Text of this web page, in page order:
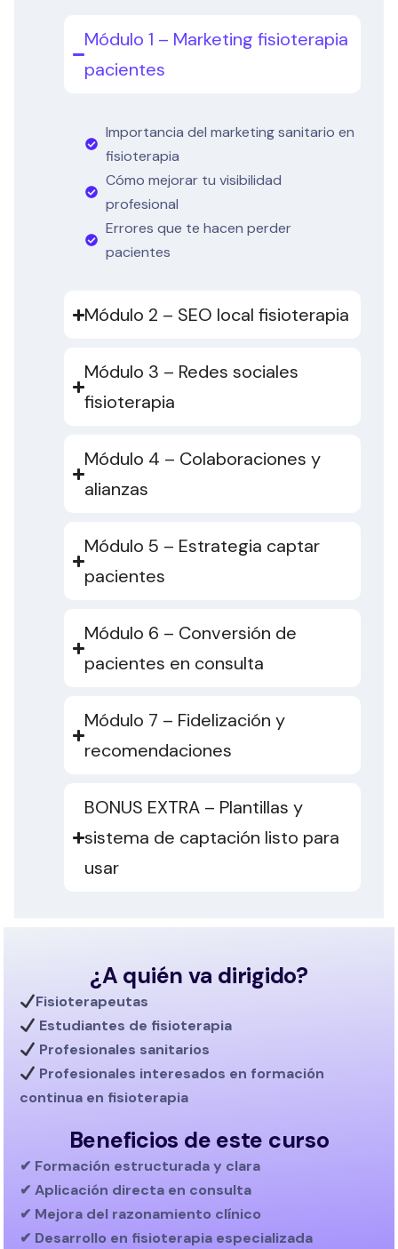
Módulo 1 – Marketing fisioterapia
pacientes
Importancia del marketing sanitario en
fisioterapia
Cómo mejorar tu visibilidad
profesional
Errores que te hacen perder
pacientes
Módulo 2 – SEO local fisioterapia
Módulo 3 – Redes sociales
fisioterapia
Módulo 4 – Colaboraciones y
alianzas
Módulo 5 – Estrategia captar
pacientes
Módulo 6 – Conversión de
pacientes en consulta
Módulo 7 – Fidelización y
recomendaciones
BONUS EXTRA – Plantillas y
sistema de captación listo para
usar
¿A quién va dirigido?
Fisioterapeutas
Estudiantes de fisioterapia
Profesionales sanitarios
Profesionales interesados en formación
continua en fisioterapia
Beneficios de este curso
✔ Formación estructurada y clara
✔ Aplicación directa en consulta
✔ Mejora del razonamiento clínico
✔ Desarrollo en fisioterapia especializada